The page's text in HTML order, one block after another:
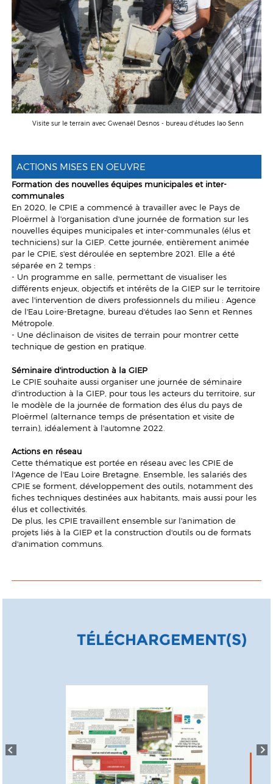
Visite sur le terrain avec Gwenaël Desnos - bureau d'études Iao Senn
ACTIONS MISES EN OEUVRE
Formation des nouvelles équipes municipales et inter-
communales
En 2020, le CPIE a commencé à travailler avec le Pays de
Ploërmel à l'organisation d'une journée de formation sur les
nouvelles équipes municipales et inter-communales (élus et
techniciens) sur la GIEP. Cette journée, entièrement animée
par le CPIE, s'est déroulée en septembre 2021. Elle a été
séparée en 2 temps :
- Un programme en salle, permettant de visualiser les
différents enjeux, objectifs et intérêts de la GIEP sur le territoire
avec l'intervention de divers professionnels du milieu : Agence
de l'Eau Loire-Bretagne, bureau d'études Iao Senn et Rennes
Métropole.
- Une déclinaison de visites de terrain pour montrer cette
technique de gestion en pratique.
Séminaire d'introduction à la GIEP
Le CPIE souhaite aussi organiser une journée de séminaire
d'introduction à la GIEP, pour tous les acteurs du territoire, sur
le modèle de la journée de formation des élus du pays de
Ploërmel (alternance temps de présentation et visite de
terrain), idéalement à l'automne 2022.
Actions en réseau
Cette thématique est portée en réseau avec les CPIE de
l'Agence de l'Eau Loire Bretagne. Ensemble, les salariés des
CPIE se forment, développement des outils, notamment des
fiches techniques destinées aux habitants, mais aussi pour les
élus et collectivités.
De plus, les CPIE travaillent ensemble sur l'animation de
projets liés à la GIEP et la construction d'outils ou de formats
d'animation communs.
TÉLÉCHARGEMENT(S)